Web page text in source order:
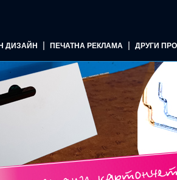
ДИЗАЙН | ПЕЧАТНА РЕКЛАМА |
ДРУГИ